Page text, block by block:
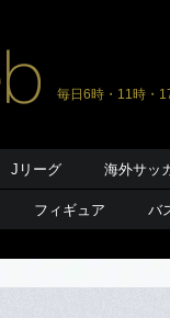
毎日6時・11時・
Jリーグ 海外サッ
フィギュア バ